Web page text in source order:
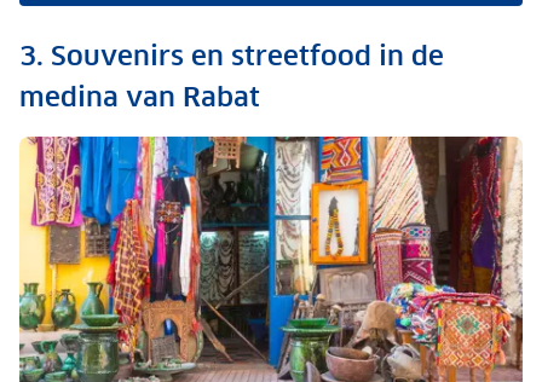
3. Souvenirs en streetfood in de
medina van Rabat